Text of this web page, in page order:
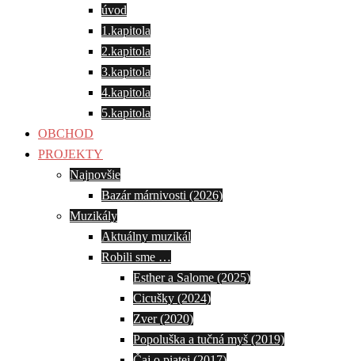
úvod
1.kapitola
2.kapitola
3.kapitola
4.kapitola
5.kapitola
OBCHOD
PROJEKTY
Najnovšie
Bazár márnivosti (2026)
Muzikály
Aktuálny muzikál
Robili sme …
Esther a Salome (2025)
Cicušky (2024)
Zver (2020)
Popoluška a tučná myš (2019)